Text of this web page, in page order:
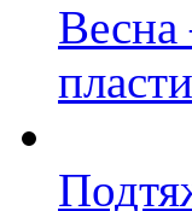
Весна